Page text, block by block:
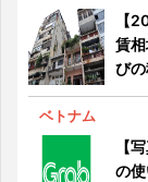
【
賃
び
ベトナム
【
の